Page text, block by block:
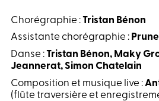
Chorégraphie :Tristan Bénon
Assistante chorégraphie :
Danse :Tristan Bénon, Maky
Jeannerat, Simon Chatelain
Composition et musique live :
(flûte traversière et